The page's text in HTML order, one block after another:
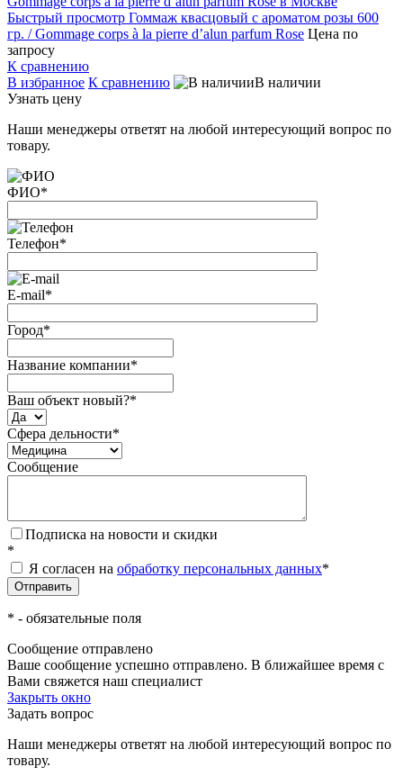
Быстрый просмотр Гоммаж квасцовый с ароматом розы 600
гр. / Gommage corps à la pierre d’alun parfum Rose Цена по
запросу
К сравнению
В избранное К сравнению
В наличии
Узнать цену
Наши менеджеры ответят на любой интересующий вопрос по
товару.
ФИО*
Телефон*
E-mail*
Город*
Название компании*
Ваш объект новый?*
Сфера дельности*
Сообщение
Подписка на новости и скидки
*
Я согласен на обработку персональных данных*
* - обязательные поля
Сообщение отправлено
Ваше сообщение успешно отправлено. В ближайшее время с
Вами свяжется наш специалист
Закрыть окно
Задать вопрос
Наши менеджеры ответят на любой интересующий вопрос по
товару.